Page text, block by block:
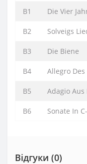
B1 Die Vier
B2 Solveigs
B3 Die Biene
B4 Allegro
B5 Adagio
B6 Sonate In
Відгуки (0)